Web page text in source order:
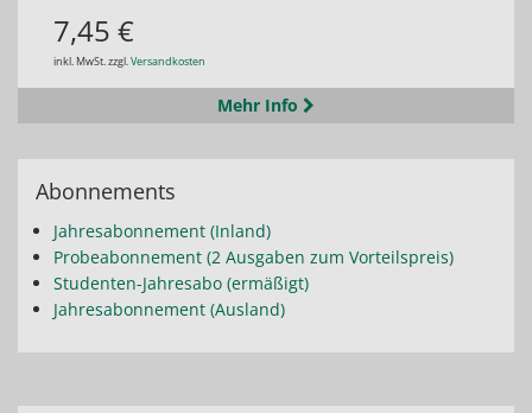
7,45 €
inkl. MwSt. zzgl.Versandkosten
Mehr Info
Abonnements
Jahresabonnement (Inland)
Probeabonnement (2 Ausgaben zum Vorteilspreis)
Studenten-Jahresabo (ermäßigt)
Jahresabonnement (Ausland)